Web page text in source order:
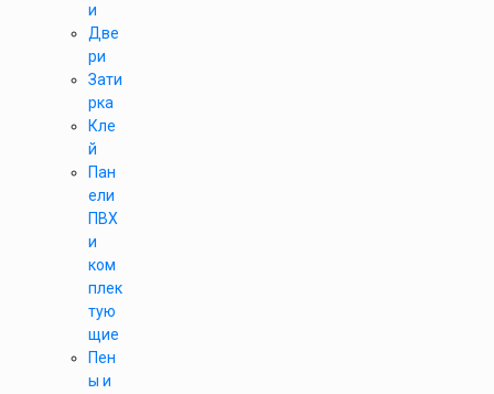
и
Две
ри
Зати
рка
Кле
й
Пан
ели
ПВХ
и
ком
плек
тую
щие
Пен
ы и